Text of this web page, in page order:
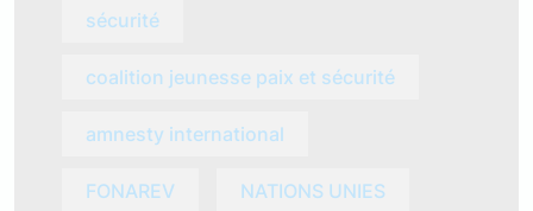
sécurité
coalition jeunesse paix et sécurité
amnesty international
FONAREV NATIONS UNIES